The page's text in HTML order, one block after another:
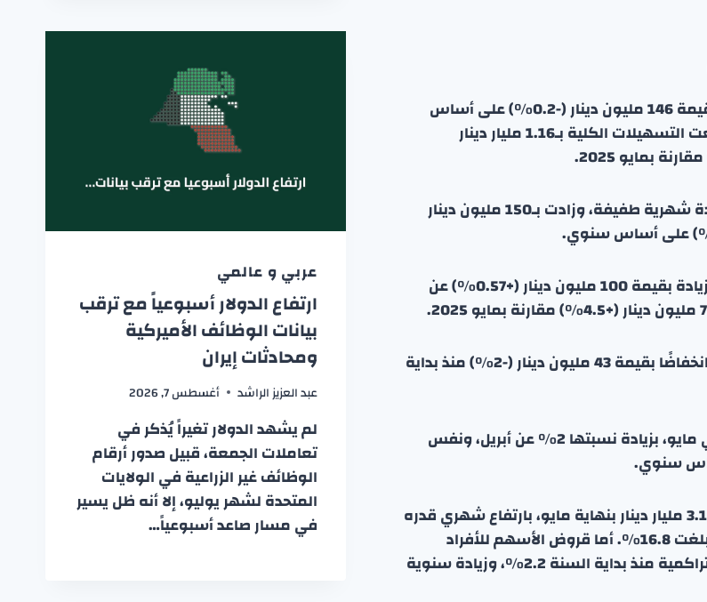
انخفضت التسهيلات الائتمانية الممنوحة للمقيمين وغير المقيمين بقيمة 146 مليون دينار (-0.2%) على أساس
شهري في مايو، ليصل إجماليها إلى 64.9 مليار دينار. ومع ذلك، ارتفعت التسهيلات الكلية بـ1.16 مليار دينار
ارتفعت التسهيلات الشخصية إلى 20.22 مليار دينار بنهاية مايو، بزيادة شهرية طفيفة، وزادت بـ150 مليون دينار
شهدت القروض الإسكانية ارتفاعًا إلى 17.57 مليار دينار في مايو، أي زيادة بقيمة 100 مليون دينار (+0.57%) عن
تراجعت القروض الاستهلاكية إلى 2.03 مليار دينار في مايو، مسجلة انخفاضًا بقيمة 43 مليون دينار (-2%) منذ بداية
ارتفعت قروض شراء الأوراق المالية (الأسهم) إلى 3.91 مليار دينار في مايو، بزيادة نسبتها 2% عن أبريل، ونفس
وبالنسبة لقروض الأسهم للشركات والمؤسسات، فقد وصلت إلى 3.19 مليار دينار بنهاية مايو، بارتفاع شهري قدره
2.5%، وزيادة تراكمية منذ بداية السنة بلغت 2.2%، وزيادة سنوية بلغت 16.8%. أما قروض الأسهم للأفراد
فبلغت 1.72 مليار دينار في نهاية مايو، بارتفاع شهري 1.7%، وزيادة تراكمية منذ بداية السنة 2.2%، وزيادة سنوية
عربي و عالمي
ارتفاع الدولار أسبوعياً مع ترقب
بيانات الوظائف الأميركية
ومحادثات إيران
عبد العزيز الراشد أغسطس 7, 2026
لم يشهد الدولار تغيراً يُذكر في
تعاملات الجمعة، قبيل صدور أرقام
الوظائف غير الزراعية في الولايات
المتحدة لشهر يوليو، إلا أنه ظل يسير
في مسار صاعد أسبوعياً…